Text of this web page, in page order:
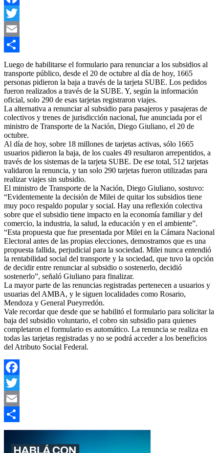
Facebook
Twitter
Email
Compartir
Luego de habilitarse el formulario para renunciar a los subsidios al
transporte público, desde el 20 de octubre al día de hoy, 1665
personas pidieron la baja a través de la tarjeta SUBE. Los pedidos
fueron realizados a través de la SUBE. Y, según la información
oficial, solo 290 de esas tarjetas registraron viajes.
La alternativa a renunciar al subsidio para pasajeros y pasajeras de
colectivos y trenes de jurisdicción nacional, fue anunciada por el
ministro de Transporte de la Nación, Diego Giuliano, el 20 de
octubre.
Al día de hoy, sobre 18 millones de tarjetas activas, sólo 1665
usuarios pidieron la baja, de los cuales 49 resultaron arrepentidos, a
través de los sistemas de la tarjeta SUBE. De ese total, 512 tarjetas
validaron la renuncia, y tan solo 290 tarjetas fueron utilizadas para
realizar viajes sin subsidio.
El ministro de Transporte de la Nación, Diego Giuliano, sostuvo:
“Evidentemente la decisión de Milei de quitar los subsidios tiene
muy poco respaldo popular y social. Hay una reflexión colectiva
sobre que el subsidio tiene impacto en la economía familiar y del
comercio, la industria, la salud, la educación y en el ambiente”.
“Esta propuesta que fue presentada por Milei en la Cámara Nacional
Electoral antes de las propias elecciones, demostramos que es una
propuesta fallida, perjudicial para la sociedad. Milei nunca entendió
la rentabilidad social del transporte y la sociedad, que tuvo la opción
de decidir entre renunciar al subsidio o sostenerlo, decidió
sostenerlo”, señaló Giuliano para finalizar.
La mayor parte de las renuncias registradas pertenecen a usuarios y
usuarias del AMBA, y le siguen localidades como Rosario,
Mendoza y General Pueyrredón.
Vale recordar que desde que se habilitó el formulario para solicitar la
baja del subsidio voluntario, el cobro sin subsidio para quienes
completaron el formulario es automático. La renuncia se realiza en
todas las tarjetas registradas y no se podrá acceder a los beneficios
del Atributo Social Federal.
Facebook
Twitter
Email
Compartir